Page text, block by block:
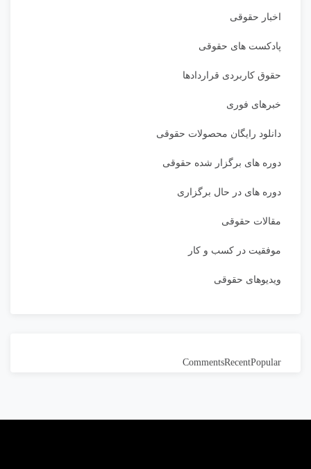
اخبار حقوقی
پادکست های حقوقی
حقوق کاربردی قراردادها
خبرهای فوری
دانلود رایگان محصولات حقوقی
دوره های برگزار شده حقوقی
دوره های در حال برگزاری
مقالات حقوقی
موفقیت در کسب و کار
ویدیوهای حقوقی
Popular
Recent
Comments